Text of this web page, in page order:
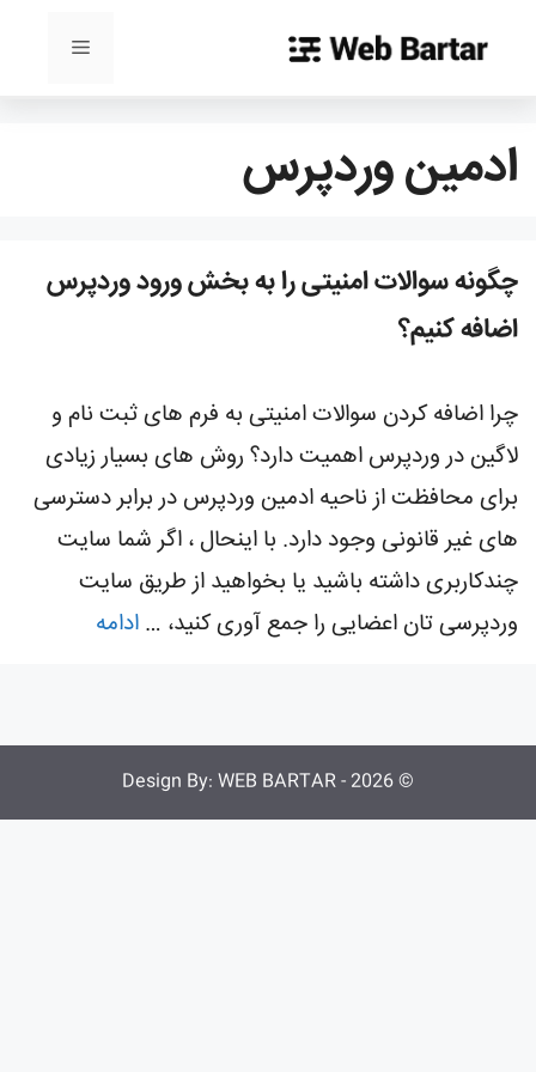
فهرست
ادمین وردپرس
چگونه سوالات امنیتی را به بخش ورود وردپرس
اضافه کنیم؟
چرا اضافه کردن سوالات امنیتی به فرم های ثبت نام و
لاگین در وردپرس اهمیت دارد؟ روش های بسیار زیادی
برای محافظت از ناحیه ادمین وردپرس در برابر دسترسی
های غیر قانونی وجود دارد. با اینحال ، اگر شما سایت
چندکاربری داشته باشید یا بخواهید از طریق سایت
وردپرسی تان اعضایی را جمع آوری کنید، … ادامه
© 2026 - Design By:
WEB BARTAR